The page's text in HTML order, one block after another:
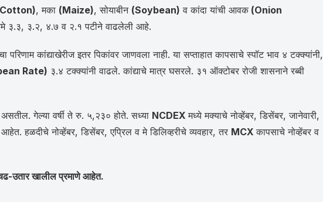
, मका (Maize), सोयाबीन (Soybean) व कांदा यांची आवक (Onion
३.३, ३.२, ४.७ व २.१ पटीने वाढलेली आहे.
कांद्याखेरीज इतर पिकांवर जाणवला नाही. या सप्ताहात कापसाचे स्पॉट भाव ४ टक्क्यांनी,
Rate) ३.४ टक्क्यांनी वाढले. कांद्याचे मात्र घसरले. ३१ ऑक्टोबर रोजी शासनाने रब्बी
गेल्या वर्षी ते रु. ५,२३० होते. सध्या NCDEXमध्ये मक्याचे नोव्हेंबर, डिसेंबर, जानेवारी,
आहेत. हळदीचे नोव्हेंबर, डिसेंबर, एप्रिल व मे डिलिव्हरीचे व्यवहार, तर MCXकापसाचे नोव्हेंबर व
उतार खालील प्रमाणे आहेत.